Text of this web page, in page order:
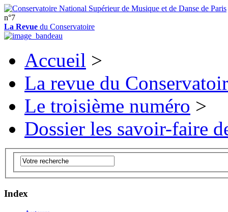
n°7
La Revue du Conservatoire
Accueil >
La revue du
Le troisième numéro >
Dossier les savoir-faire
Index